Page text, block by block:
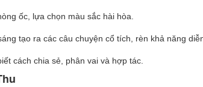
ốc, lựa chọn màu sắc hài hòa.
tạo ra các câu chuyện cổ tích, rèn khả năng
cách chia sẻ, phân vai và hợp tác.